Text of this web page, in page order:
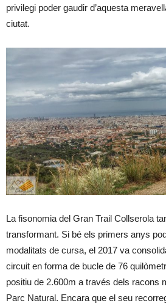
privilegi poder gaudir d’aquesta
ciutat.
La fisonomia del Gran Trail Collserola
transformant. Si bé els primers anys
modalitats de cursa, el 2017 va
circuit en forma de bucle de 76
positiu de 2.600m a través dels racons
Parc Natural. Encara que el seu